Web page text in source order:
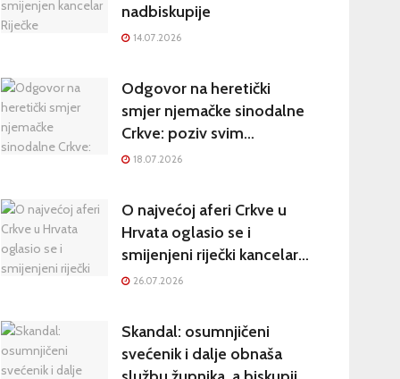
nadbiskupije
14.07.2026
Odgovor na heretički
smjer njemačke sinodalne
Crkve: poziv svim
katolicima na potpisivanje
18.07.2026
O najvećoj aferi Crkve u
Hrvata oglasio se i
smijenjeni riječki kancelar:
kultura šutnje stvara nove
26.07.2026
Skandal: osumnjičeni
svećenik i dalje obnaša